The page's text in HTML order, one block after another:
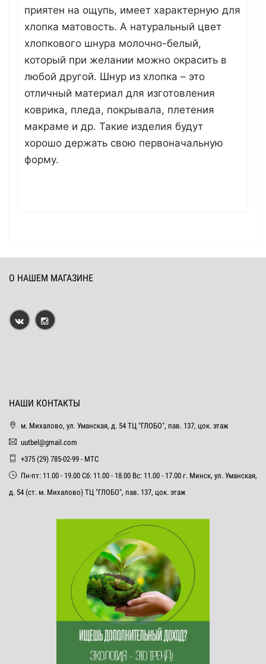
приятен на ощупь, имеет характерную для
хлопка матовость. А натуральный цвет
хлопкового шнура молочно-белый,
который при желании можно окрасить в
любой другой. Шнур из хлопка – это
отличный материал для изготовления
коврика, пледа, покрывала, плетения
макраме и др. Такие изделия будут
хорошо держать свою первоначальную
форму.
О НАШЕМ МАГАЗИНЕ
НАШИ КОНТАКТЫ
м. Михалово, ул. Уманская, д. 54 ТЦ "ГЛОБО", пав. 137, цок. этаж
uutbel@gmail.com
+375 (29) 785-02-99 - МТС
Пн-пт: 11.00 - 19.00 Сб: 11.00 - 18.00 Вс: 11.00 - 17.00 г. Минск, ул. Уманская,
д. 54 (ст. м. Михалово) ТЦ "ГЛОБО", пав. 137, цок. этаж